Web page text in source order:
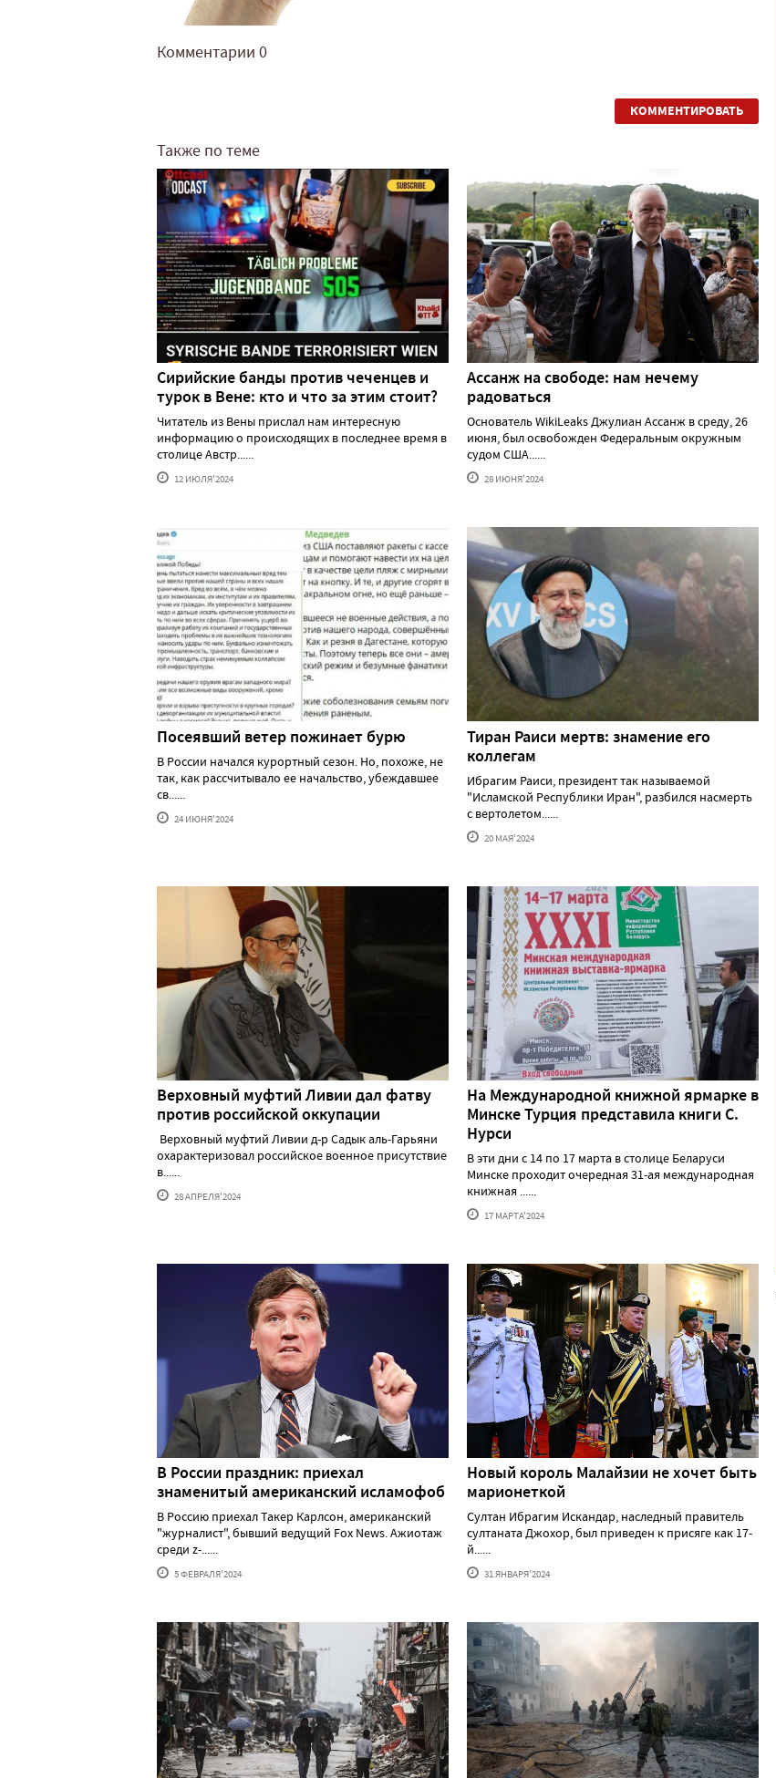
Комментарии 0
КОММЕНТИРОВАТЬ
Также по теме
Сирийские банды против чеченцев и
турок в Вене: кто и что за этим стоит?
Читатель из Вены прислал нам интересную
информацию о происходящих в последнее время в
столице Австр......
12 ИЮЛЯ'2024
Ассанж на свободе: нам нечему
радоваться
Основатель WikiLeaks Джулиан Ассанж в среду, 26
июня, был освобожден Федеральным окружным
судом США......
28 ИЮНЯ'2024
Посеявший ветер пожинает бурю
В России начался курортный сезон. Но, похоже, не
так, как рассчитывало ее начальство, убеждавшее
св......
24 ИЮНЯ'2024
Тиран Раиси мертв: знамение его
коллегам
Ибрагим Раиси, президент так называемой
"Исламской Республики Иран", разбился насмерть
с вертолетом......
20 МАЯ'2024
Верховный муфтий Ливии дал фатву
против российской оккупации
Верховный муфтий Ливии д-р Садык аль-Гарьяни
охарактеризовал российское военное присутствие
в......
28 АПРЕЛЯ'2024
На Международной книжной ярмарке в
Минске Турция представила книги С.
Нурси
В эти дни с 14 по 17 марта в столице Беларуси
Минске проходит очередная 31-ая международная
книжная ......
17 МАРТА'2024
В России праздник: приехал
знаменитый американский исламофоб
В Россию приехал Такер Карлсон, американский
"журналист", бывший ведущий Fox News. Ажиотаж
среди z-......
5 ФЕВРАЛЯ'2024
Новый король Малайзии не хочет быть
марионеткой
Султан Ибрагим Искандар, наследный правитель
султаната Джохор, был приведен к присяге как 17-
й......
31 ЯНВАРЯ'2024